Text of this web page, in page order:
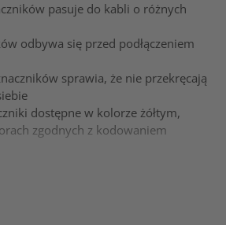
pasuje do kabli o różnych
odbywa się przed podłączeniem
sprawia, że nie przekręcają
dostępne w kolorze żółtym,
zgodnych z kodowaniem